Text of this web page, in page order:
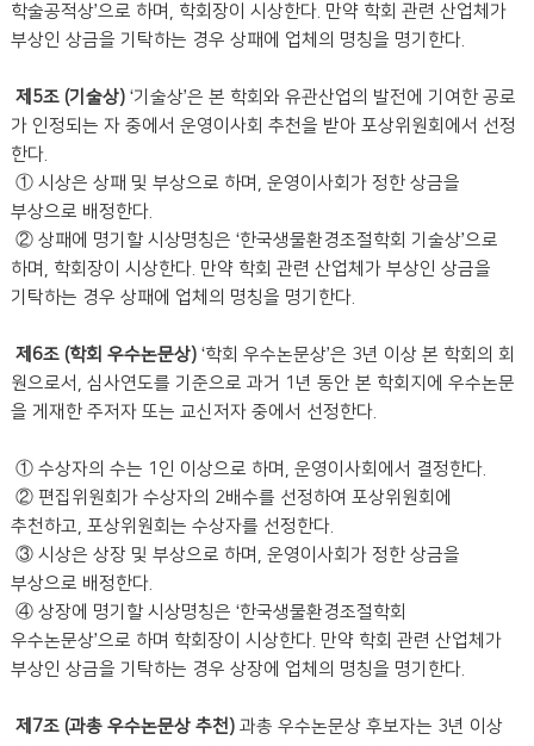
학술공적상’으로 하며, 학회장이 시상한다. 만약 학회 관련 산업체가
부상인 상금을 기탁하는 경우 상패에 업체의 명칭을 명기한다.
제5조 (기술상) ‘기술상’은 본 학회와 유관산업의 발전에 기여한 공로
가 인정되는 자 중에서 운영이사회 추천을 받아 포상위원회에서 선정
한다.
① 시상은 상패 및 부상으로 하며, 운영이사회가 정한 상금을
부상으로 배정한다.
② 상패에 명기할 시상명칭은 ‘한국생물환경조절학회 기술상’으로
하며, 학회장이 시상한다. 만약 학회 관련 산업체가 부상인 상금을
기탁하는 경우 상패에 업체의 명칭을 명기한다.
제6조 (학회 우수논문상) ‘학회 우수논문상’은 3년 이상 본 학회의 회
원으로서, 심사연도를 기준으로 과거 1년 동안 본 학회지에 우수논문
을 게재한 주저자 또는 교신저자 중에서 선정한다.
① 수상자의 수는 1인 이상으로 하며, 운영이사회에서 결정한다.
② 편집위원회가 수상자의 2배수를 선정하여 포상위원회에
추천하고, 포상위원회는 수상자를 선정한다.
③ 시상은 상장 및 부상으로 하며, 운영이사회가 정한 상금을
부상으로 배정한다.
④ 상장에 명기할 시상명칭은 ‘한국생물환경조절학회
우수논문상’으로 하며 학회장이 시상한다. 만약 학회 관련 산업체가
부상인 상금을 기탁하는 경우 상장에 업체의 명칭을 명기한다.
제7조 (과총 우수논문상 추천) 과총 우수논문상 후보자는 3년 이상